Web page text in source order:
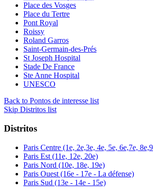
Place des Vosges
Place du Tertre
Pont Royal
Roissy
Roland Garros
Saint-Germain-des-Prés
St Joseph Hospital
Stade De France
Ste Anne Hospital
UNESCO
Back to Pontos de interesse list
Skip Distritos list
Distritos
Paris Centre (1e, 2e,3e, 4e, 5e, 6e,7e,
Paris Est (11e, 12e, 20e)
Paris Nord (10e, 18e, 19e)
Paris Ouest (16e - 17e - La défense)
Paris Sud (13e - 14e - 15e)